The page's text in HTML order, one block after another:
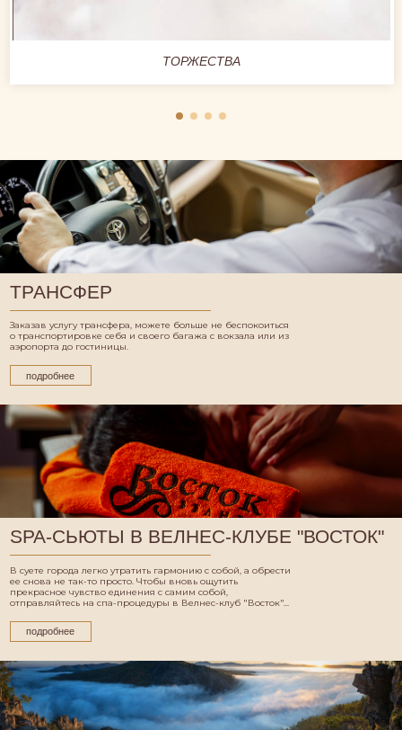
ТОРЖЕСТВА
ТРАНСФЕР
Заказав услугу трансфера, можете больше не беспокоиться
о транспортировке себя и своего багажа с вокзала или из
аэропорта до гостиницы.
подробнее
SPA-СЬЮТЫ В ВЕЛНЕС-КЛУБЕ "ВОСТОК"
В суете города легко утратить гармонию с собой, а обрести
ее снова не так-то просто. Чтобы вновь ощутить
прекрасное чувство единения с самим собой,
отправляйтесь на спа-процедуры в Велнес-клуб "Восток"...
подробнее